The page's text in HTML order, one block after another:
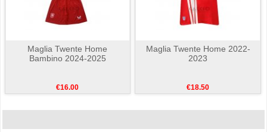
Maglia Twente Home
Bambino 2024-2025
€16.00
Maglia Twente Home 2022-
2023
€18.50